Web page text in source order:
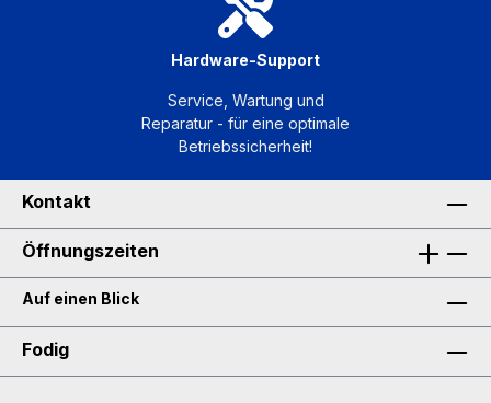
Hardware-Support
Service, Wartung und
Reparatur - für eine optimale
Betriebssicherheit!
Kontakt
Öffnungszeiten
Auf einen Blick
Fodig